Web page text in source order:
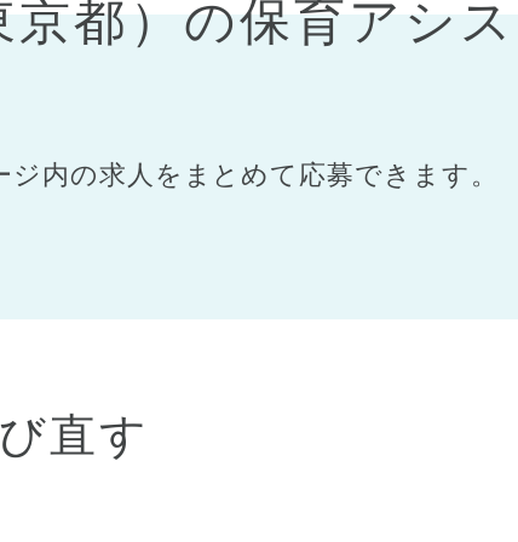
京都）の保育ア
内の求人をまとめて応募できます。
び直す